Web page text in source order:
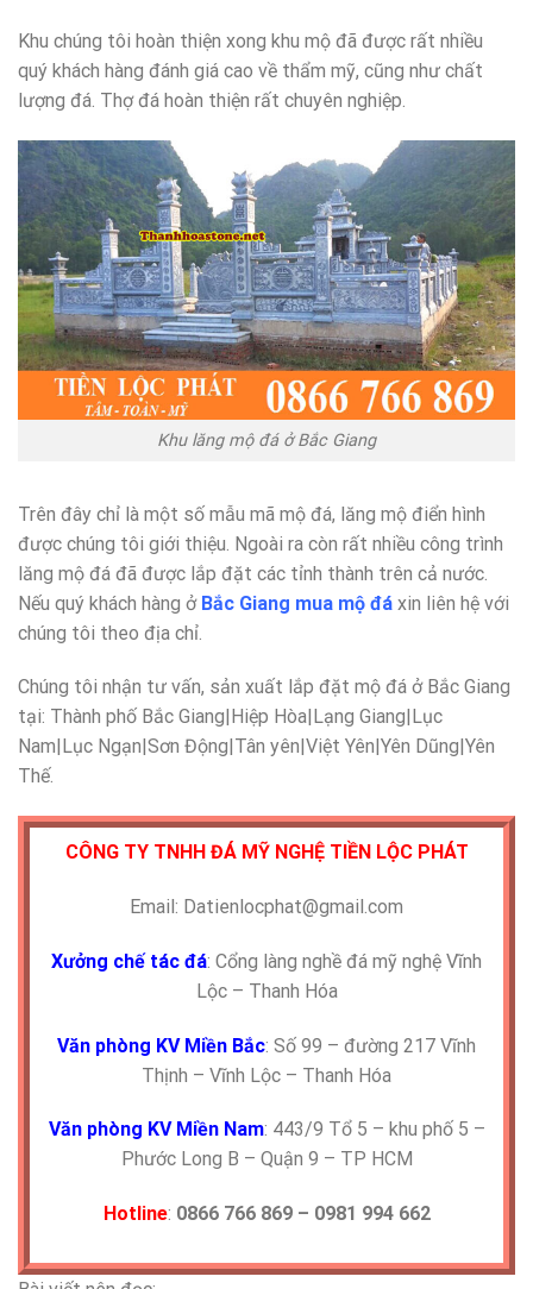
Khu chúng tôi hoàn thiện xong khu mộ đã được rất nhiều
quý khách hàng đánh giá cao về thẩm mỹ, cũng như chất
lượng đá. Thợ đá hoàn thiện rất chuyên nghiệp.
Khu lăng mộ đá ở Bắc Giang
Trên đây chỉ là một số mẫu mã mộ đá, lăng mộ điển hình
được chúng tôi giới thiệu. Ngoài ra còn rất nhiều công trình
lăng mộ đá đã được lắp đặt các tỉnh thành trên cả nước.
Nếu quý khách hàng ở Bắc Giang mua mộ đá xin liên hệ với
chúng tôi theo địa chỉ.
Chúng tôi nhận tư vấn, sản xuất lắp đặt mộ đá ở Bắc Giang
tại: Thành phố Bắc Giang|Hiệp Hòa|Lạng Giang|Lục
Nam|Lục Ngạn|Sơn Động|Tân yên|Việt Yên|Yên Dũng|Yên
Thế.
CÔNG TY TNHH ĐÁ MỸ NGHỆ TIỀN LỘC PHÁT
Email: Datienlocphat@gmail.com
Xưởng chế tác đá: Cổng làng nghề đá mỹ nghệ Vĩnh
Lộc – Thanh Hóa
Văn phòng KV Miền Bắc: Số 99 – đường 217 Vĩnh
Thịnh – Vĩnh Lộc – Thanh Hóa
Văn phòng KV Miền Nam: 443/9 Tổ 5 – khu phố 5 –
Phước Long B – Quận 9 – TP HCM
Hotline: 0866 766 869 – 0981 994 662